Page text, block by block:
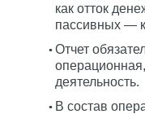
как отток
пассивных —
Отчет
деятельность.
В состав